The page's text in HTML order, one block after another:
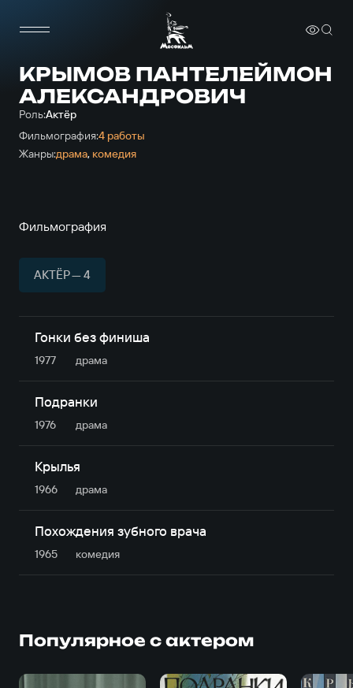
КРЫМОВ ПАНТЕЛЕЙМОН
АЛЕКСАНДРОВИЧ
Роль:Актёр
Фильмография:4 работы
Жанры:драма, комедия
Фильмография
АКТЁР — 4
Гонки без финиша
1977 драма
Подранки
1976 драма
Крылья
1966 драма
Похождения зубного врача
1965 комедия
Популярное с актером